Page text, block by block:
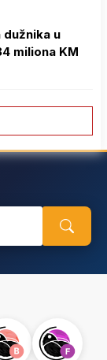
u
miliona KM